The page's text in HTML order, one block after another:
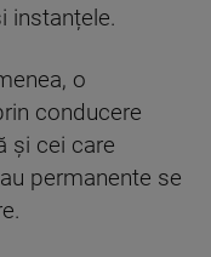
instanțele.
o
conducere
și cei care
permanente se